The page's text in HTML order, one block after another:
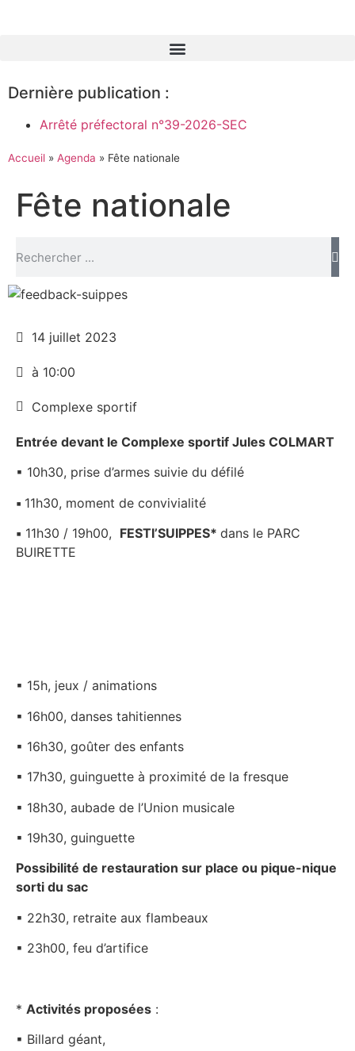
Dernière publication :
Arrêté préfectoral n°39-2026-SEC
Accueil » Agenda » Fête nationale
Fête nationale
Entrée devant le Complexe sportif Jules COLMART
▪ 10h30, prise d’armes suivie du défilé
▪ 11h30, moment de convivialité
▪ 11h30 / 19h00, FESTI’SUIPPES* dans le PARC
BUIRETTE
▪ 15h, jeux / animations
▪ 16h00, danses tahitiennes
▪ 16h30, goûter des enfants
▪ 17h30, guinguette à proximité de la fresque
▪ 18h30, aubade de l’Union musicale
▪ 19h30, guinguette
Possibilité de restauration sur place ou pique-nique
sorti du sac
▪ 22h30, retraite aux flambeaux
▪ 23h00, feu d’artifice
* Activités proposées :
▪ Billard géant,
14 juillet 2023
à 10:00
Complexe sportif